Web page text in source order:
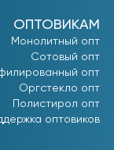
ОПТОВИКАМ
Монолитный опт
Сотовый опт
опт
Оргстекло опт
Полистирол опт
оптовиков